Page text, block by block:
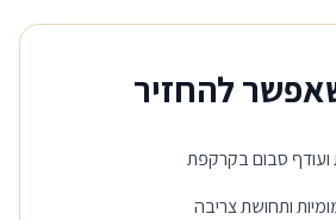
להחזיר
ועודף סבום בקרקפת
ותחושת צריבה